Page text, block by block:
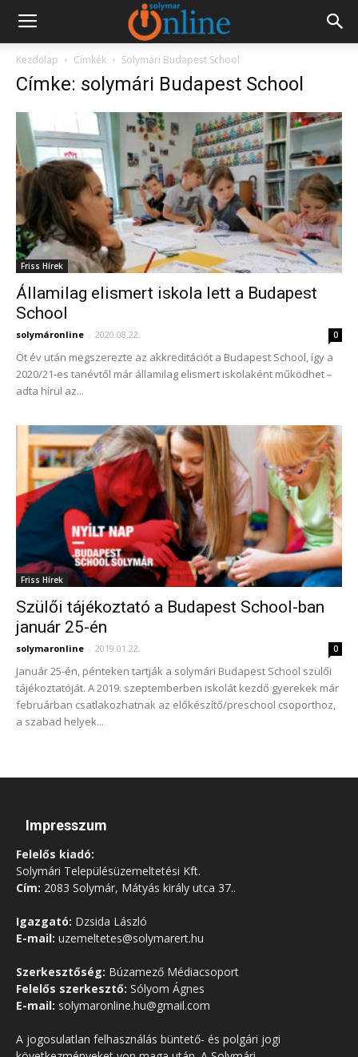
Kezdőlap Címkék Solymári Budapest School
Címke: solymári Budapest School
Friss Hírek
Államilag elismert iskola lett a Budapest
School
solymáronline - 2020.08.22. 0
Öt év után megszerezte az akkreditációt a Budapest School, így a
2020/21-es tanévtől már államilag elismert iskolaként működhet –
adta hírül az...
Friss Hírek
Szülői tájékoztató a Budapest School-ban
január 25-én
solymaronline - 2019.01.22. 0
Január 25-én, pénteken tartják a solymári Budapest School szülői
tájékoztatóját. A 2019. szeptemberben iskolát kezdő gyerekek már
februárban csatlakozhatnak az előkészítő/preschool csoporthoz,
a szabad helyek...
Impresszum
Felelős kiadó:
Solymári Településüzemeltetési Kft.
Cím: 2083 Solymár, Mátyás király utca 37..
Igazgató: Dzsida László
E-mail: uzemeltetes@solymarert.hu
Szerkesztőség: Búzamező Médiacsoport
Felelős szerkesztő: Sólyom Ágnes
E-mail: solymaronline.hu@gmail.com
A jogosulatlan felhasználás büntető- és polgári jogi